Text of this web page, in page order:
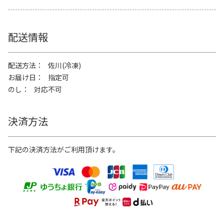
配送情報
配送方法
佐川(冷凍)
お届け日
指定可
のし
対応不可
決済方法
下記の決済方法がご利用頂けます。